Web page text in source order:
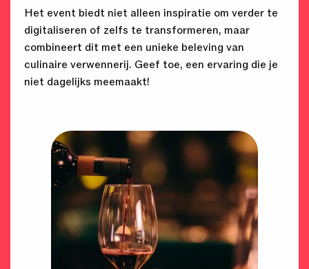
Het event biedt niet alleen inspiratie om verder te
digitaliseren of zelfs te transformeren, maar
combineert dit met een unieke beleving van
culinaire verwennerij. Geef toe, een ervaring die je
niet dagelijks meemaakt!